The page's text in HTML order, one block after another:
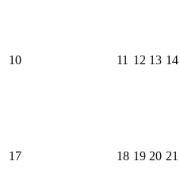
10 11 12 13 14
17 18 19 20 21